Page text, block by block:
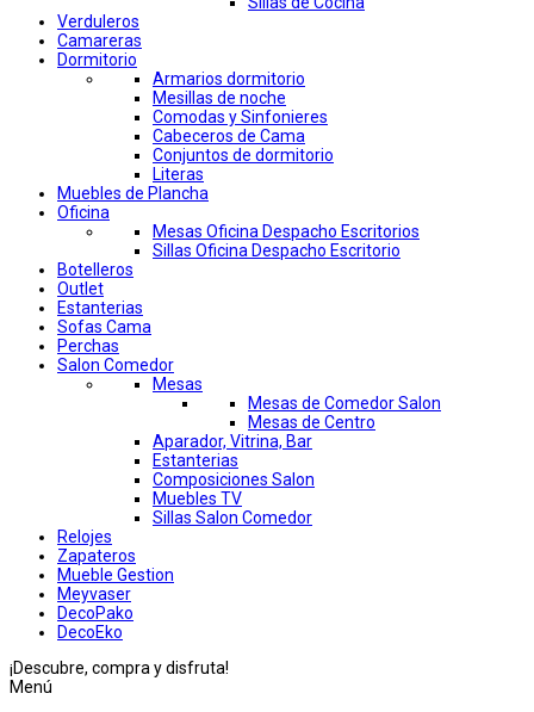
Verduleros
Camareras
Dormitorio
Armarios dormitorio
Mesillas de noche
Comodas y Sinfonieres
Cabeceros de Cama
Conjuntos de dormitorio
Literas
Muebles de Plancha
Oficina
Mesas Oficina Despacho Escritorios
Sillas Oficina Despacho Escritorio
Botelleros
Outlet
Estanterias
Sofas Cama
Perchas
Salon Comedor
Mesas
Mesas de Comedor Salon
Mesas de Centro
Aparador, Vitrina, Bar
Estanterias
Composiciones Salon
Muebles TV
Sillas Salon Comedor
Relojes
Zapateros
Mueble Gestion
Meyvaser
DecoPako
DecoEko
¡Descubre, compra y disfruta!
Menú